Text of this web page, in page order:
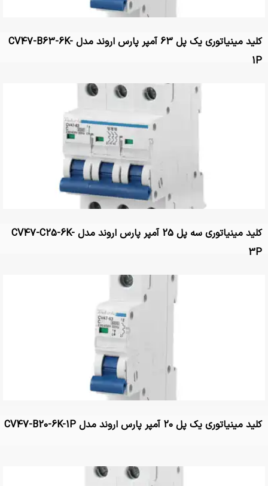
کلید مینیاتوری یک پل 63 آمپر پارس اروند مدل CV47-B63-6K-
1P
کلید مینیاتوری سه پل 25 آمپر پارس اروند مدل CV47-C25-6K-
3P
کلید مینیاتوری یک پل 20 آمپر پارس اروند مدل CV47-B20-6K-1P